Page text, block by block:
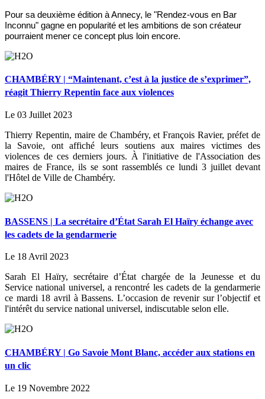
Pour sa deuxième édition à Annecy, le "Rendez-vous en Bar
Inconnu" gagne en popularité et les ambitions de son créateur
pourraient mener ce concept plus loin encore.
CHAMBÉRY | “Maintenant, c’est à la justice de s’exprimer”,
réagit Thierry Repentin face aux violences
Le 03 Juillet 2023
Thierry Repentin, maire de Chambéry, et François Ravier, préfet de
la Savoie, ont affiché leurs soutiens aux maires victimes des
violences de ces derniers jours. À l'initiative de l'Association des
maires de France, ils se sont rassemblés ce lundi 3 juillet devant
l'Hôtel de Ville de Chambéry.
BASSENS | La secrétaire d’État Sarah El Haïry échange avec
les cadets de la gendarmerie
Le 18 Avril 2023
Sarah El Haïry, secrétaire d’État chargée de la Jeunesse et du
Service national universel, a rencontré les cadets de la gendarmerie
ce mardi 18 avril à Bassens. L’occasion de revenir sur l’objectif et
l'intérêt du service national universel, indiscutable selon elle.
CHAMBÉRY | Go Savoie Mont Blanc, accéder aux stations en
un clic
Le 19 Novembre 2022